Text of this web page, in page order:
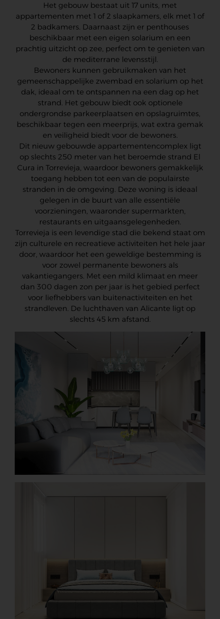
Het gebouw bestaat uit 17 units, met
appartementen met 1 of 2 slaapkamers, elk met 1 of
2 badkamers. Daarnaast zijn er penthouses
beschikbaar met een eigen solarium en een
prachtig uitzicht op zee, perfect om te genieten van
de mediterrane levensstijl.
Bewoners kunnen gebruikmaken van het
gemeenschappelijke zwembad en solarium op het
dak, ideaal om te ontspannen na een dag op het
strand. Het gebouw biedt ook optionele
ondergrondse parkeerplaatsen en opslagruimtes,
beschikbaar tegen een meerprijs, wat extra gemak
en veiligheid biedt voor de bewoners.
Dit nieuw gebouwde appartementencomplex ligt
op slechts 250 meter van het beroemde strand El
Cura in Torrevieja, waardoor bewoners gemakkelijk
toegang hebben tot een van de populairste
stranden in de omgeving. Deze woning is ideaal
gelegen in de buurt van alle essentiële
voorzieningen, waaronder supermarkten,
restaurants en uitgaansgelegenheden.
Torrevieja is een levendige stad die bekend staat om
zijn culturele en recreatieve activiteiten het hele jaar
door, waardoor het een geweldige bestemming is
voor zowel permanente bewoners als
vakantiegangers. Met een mild klimaat en meer
dan 300 dagen zon per jaar is het gebied perfect
voor liefhebbers van buitenactiviteiten en het
strandleven. De luchthaven van Alicante ligt op
slechts 45 km afstand.